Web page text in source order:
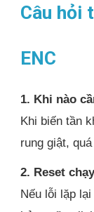
Câu hỏi
ENC
1. Khi nào
Khi biến tần
rung giật,
2. Reset
Nếu lỗi lặp